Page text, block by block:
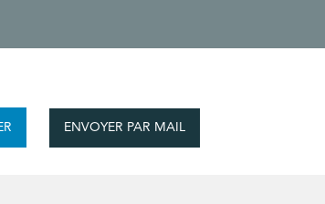
ENVOYER PAR MAIL